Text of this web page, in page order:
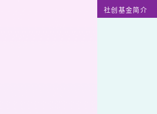
社创基金简介